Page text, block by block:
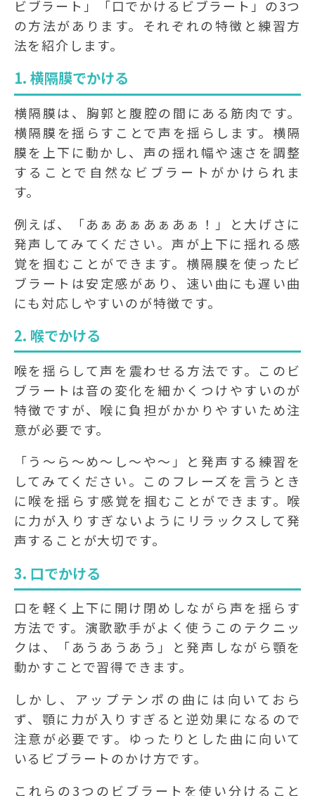
ビブラート」「口でかけるビブラート」の3つ
の方法があります。それぞれの特徴と練習方
法を紹介します。
1. 横隔膜でかける
横隔膜は、胸郭と腹腔の間にある筋肉です。
横隔膜を揺らすことで声を揺らします。横隔
膜を上下に動かし、声の揺れ幅や速さを調整
することで自然なビブラートがかけられま
す。
例えば、「あぁあぁあぁあぁ！」と大げさに
発声してみてください。声が上下に揺れる感
覚を掴むことができます。横隔膜を使ったビ
ブラートは安定感があり、速い曲にも遅い曲
にも対応しやすいのが特徴です。
2. 喉でかける
喉を揺らして声を震わせる方法です。このビ
ブラートは音の変化を細かくつけやすいのが
特徴ですが、喉に負担がかかりやすいため注
意が必要です。
「う〜ら〜め〜し〜や〜」と発声する練習を
してみてください。このフレーズを言うとき
に喉を揺らす感覚を掴むことができます。喉
に力が入りすぎないようにリラックスして発
声することが大切です。
3. 口でかける
口を軽く上下に開け閉めしながら声を揺らす
方法です。演歌歌手がよく使うこのテクニッ
クは、「あうあうあう」と発声しながら顎を
動かすことで習得できます。
しかし、アップテンポの曲には向いておら
ず、顎に力が入りすぎると逆効果になるので
注意が必要です。ゆったりとした曲に向いて
いるビブラートのかけ方です。
これらの3つのビブラートを使い分けること